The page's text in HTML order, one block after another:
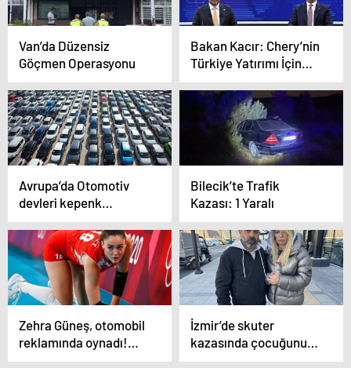
Van’da Düzensiz
Göçmen Operasyonu
Bakan Kacır: Chery’nin
Türkiye Yatırımı İçin
Son Aşamalara Gelindi
Avrupa’da Otomotiv
devleri kepenk
indiriyor! Avrupa’nın
refahı bile tehlikede
Bilecik’te Trafik
Kazası: 1 Yaralı
Zehra Güneş, otomobil
reklamında oynadı!
Her gören aynı yorumu
İzmir’de skuter
kazasında çocuğunu
kaybeden aile,